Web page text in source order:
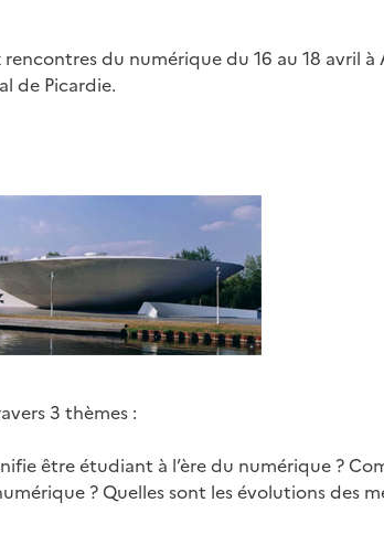
du numérique du 16 au 18 avril à
de Picardie.
3 thèmes :
être étudiant à l’ère du numérique ?
? Quelles sont les évolutions des